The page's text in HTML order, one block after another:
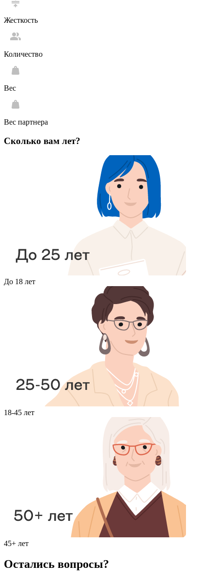
Жесткость
Количество
Вес
Вес партнера
Сколько вам лет?
До 18 лет
18-45 лет
45+ лет
Остались вопросы?